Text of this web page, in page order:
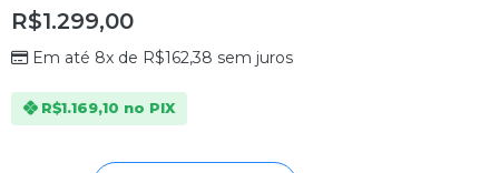
R$1.299,00
Em até 8x de R$162,38 sem juros
R$1.169,10 no PIX